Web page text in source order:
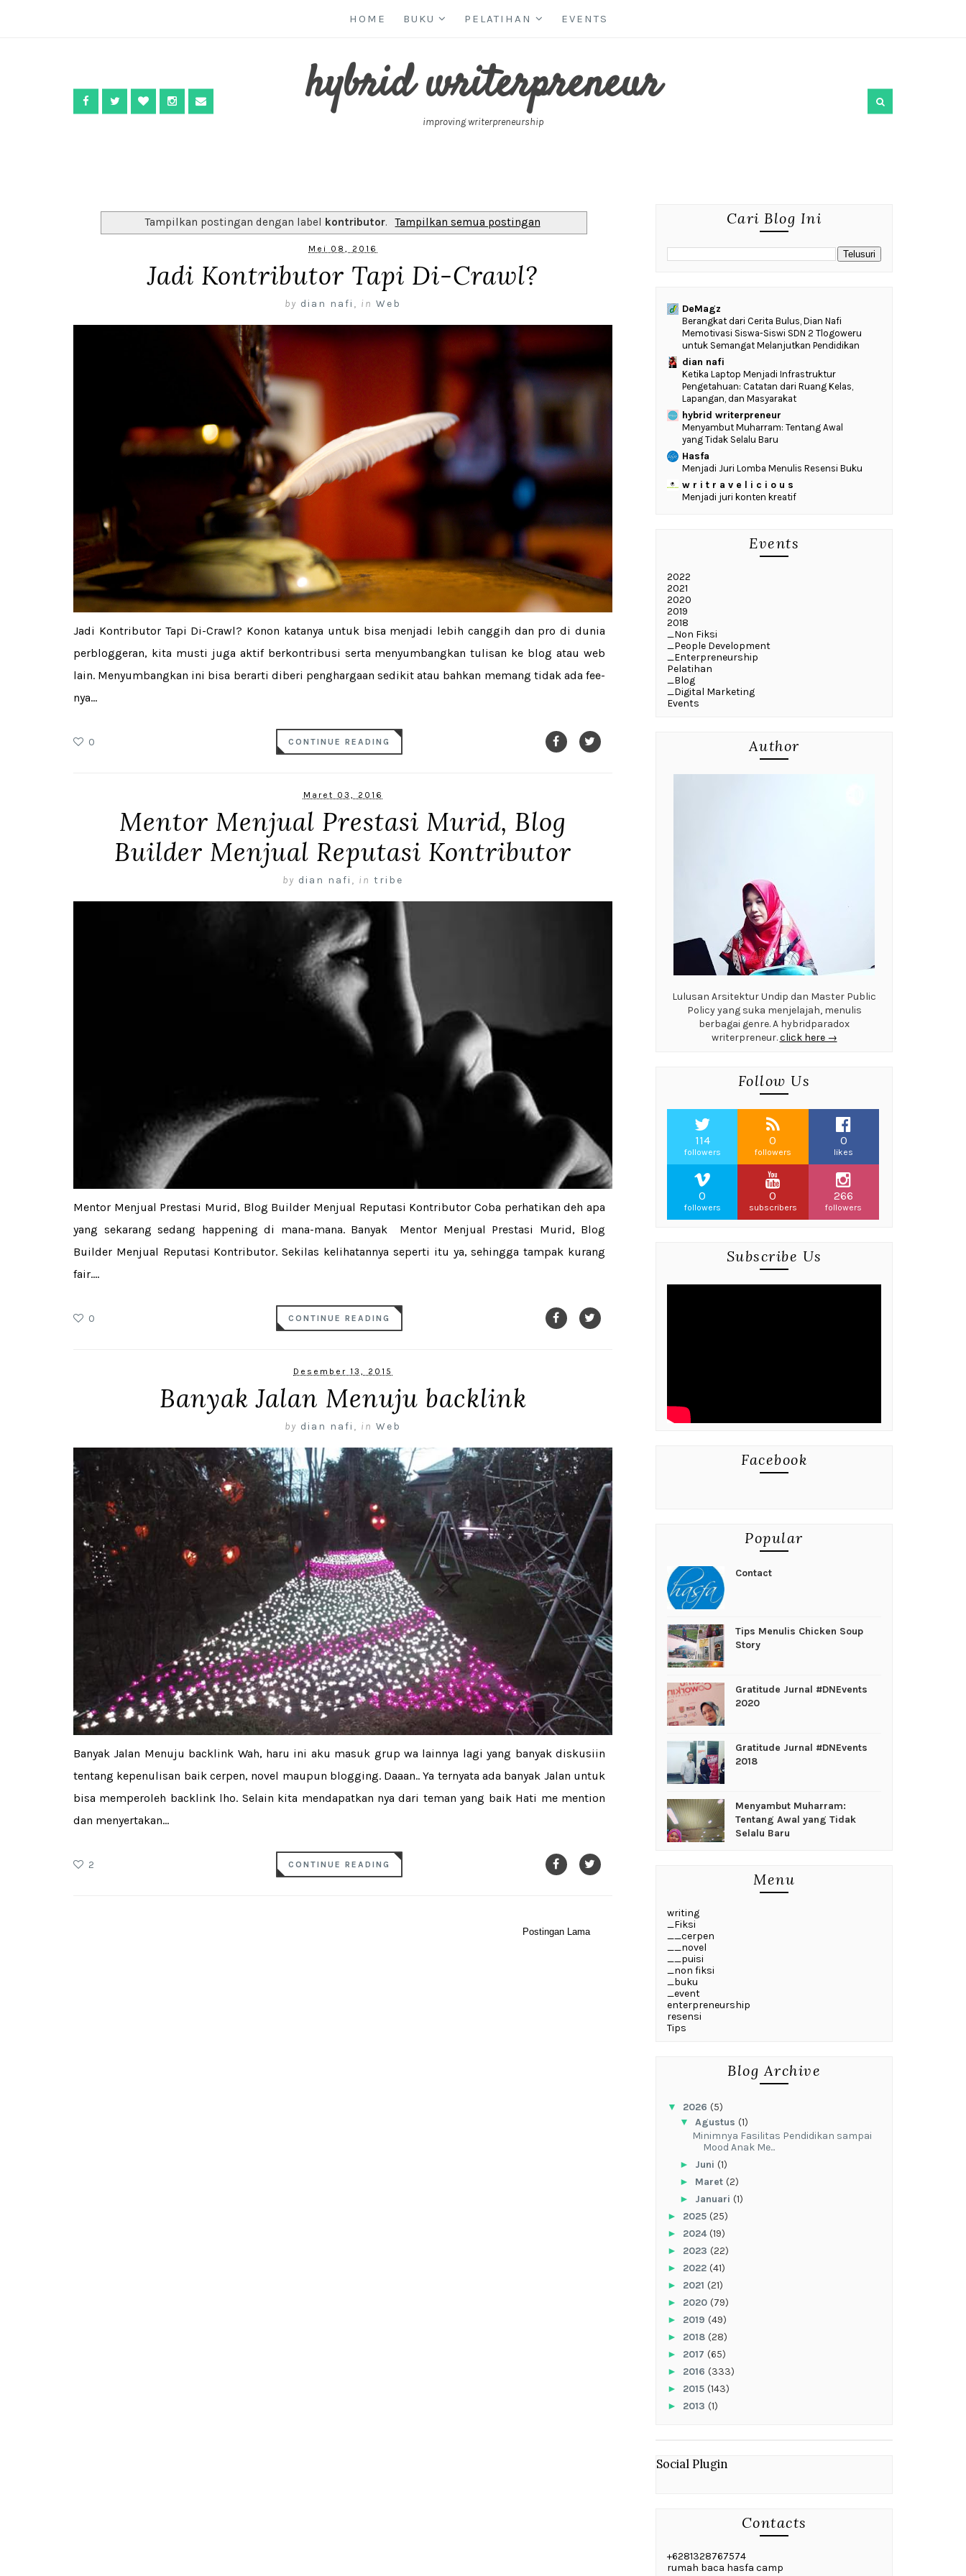
HOME BUKU PELATIHAN EVENTS
hybrid writerpreneur
improving writerpreneurship
Tampilkan postingan dengan label kontributor. Tampilkan semua postingan
Mei 08, 2016
Jadi Kontributor Tapi Di-Crawl?
by dian nafi , in Web
Jadi Kontributor Tapi Di-Crawl? Konon katanya untuk bisa menjadi lebih canggih dan pro di dunia
perbloggeran, kita musti juga aktif berkontribusi serta menyumbangkan tulisan ke blog atau web
lain. Menyumbangkan ini bisa berarti diberi penghargaan sedikit atau bahkan memang tidak ada fee-
nya...
0 CONTINUE READING
Maret 03, 2016
Mentor Menjual Prestasi Murid, Blog
Builder Menjual Reputasi Kontributor
by dian nafi , in tribe
Mentor Menjual Prestasi Murid, Blog Builder Menjual Reputasi Kontributor Coba perhatikan deh apa
yang sekarang sedang happening di mana-mana. Banyak Mentor Menjual Prestasi Murid, Blog
Builder Menjual Reputasi Kontributor. Sekilas kelihatannya seperti itu ya, sehingga tampak kurang
fair....
0 CONTINUE READING
Desember 13, 2015
Banyak Jalan Menuju backlink
by dian nafi , in Web
Banyak Jalan Menuju backlink Wah, haru ini aku masuk grup wa lainnya lagi yang banyak diskusiin
tentang kepenulisan baik cerpen, novel maupun blogging. Daaan.. Ya ternyata ada banyak Jalan untuk
bisa memperoleh backlink lho. Selain kita mendapatkan nya dari teman yang baik Hati me mention
dan menyertakan...
2 CONTINUE READING
Postingan Lama
Cari Blog Ini
DeMagz
‎Berangkat dari Cerita Bulus, Dian Nafi
Memotivasi Siswa-Siswi SDN 2 Tlogoweru
untuk Semangat Melanjutkan Pendidikan
dian nafi
Ketika Laptop Menjadi Infrastruktur
Pengetahuan: Catatan dari Ruang Kelas,
Lapangan, dan Masyarakat
hybrid writerpreneur
Menyambut Muharram: Tentang Awal
yang Tidak Selalu Baru
Hasfa
Menjadi Juri Lomba Menulis Resensi Buku
w r i t r a v e l i c i o u s
Menjadi juri konten kreatif
Events
2022
2021
2020
2019
2018
_Non Fiksi
_People Development
_Enterpreneurship
Pelatihan
_Blog
_Digital Marketing
Events
Author
Lulusan Arsitektur Undip dan Master Public
Policy yang suka menjelajah, menulis
berbagai genre. A hybridparadox
writerpreneur.click here →
Follow Us
114
followers
0
followers
0
likes
0
followers
0
subscribers
266
followers
Subscribe Us
Facebook
Popular
Contact
Tips Menulis Chicken Soup
Story
Gratitude Jurnal #DNEvents
2020
Gratitude Jurnal #DNEvents
2018
Menyambut Muharram:
Tentang Awal yang Tidak
Selalu Baru
Menu
writing
_Fiksi
__cerpen
__novel
__puisi
_non fiksi
_buku
_event
enterpreneurship
resensi
Tips
Blog Archive
▼ 2026 (5)
▼ Agustus (1)
‎Minimnya Fasilitas Pendidikan sampai
Mood Anak Me...
► Juni (1)
► Maret (2)
► Januari (1)
► 2025 (25)
► 2024(19)
► 2023 (22)
► 2022 (41)
► 2021 (21)
► 2020 (79)
► 2019 (49)
► 2018 (28)
► 2017 (65)
► 2016 (333)
► 2015 (143)
► 2013 (1)
Social Plugin
Contacts
+6281328767574
rumah baca hasfa camp